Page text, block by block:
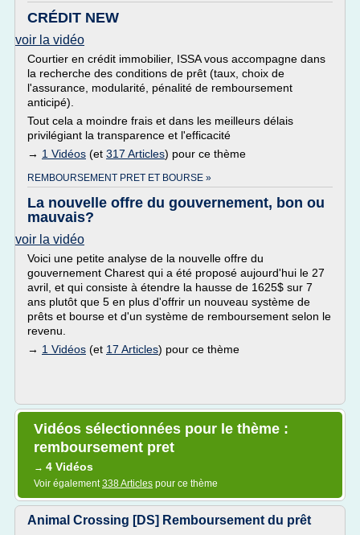
CRÉDIT NEW
voir la vidéo
Courtier en crédit immobilier, ISSA vous accompagne dans
la recherche des conditions de prêt (taux, choix de
l'assurance, modularité, pénalité de remboursement
anticipé).
Tout cela a moindre frais et dans les meilleurs délais
privilégiant la transparence et l'efficacité
→ 1 Vidéos (et 317 Articles) pour ce thème
REMBOURSEMENT PRET ET BOURSE »
La nouvelle offre du gouvernement, bon ou
mauvais?
voir la vidéo
Voici une petite analyse de la nouvelle offre du
gouvernement Charest qui a été proposé aujourd'hui le 27
avril, et qui consiste à étendre la hausse de 1625$ sur 7
ans plutôt que 5 en plus d'offrir un nouveau système de
prêts et bourse et d'un système de remboursement selon le
revenu.
→ 1 Vidéos (et 17 Articles) pour ce thème
Vidéos sélectionnées pour le thème :
remboursement pret
→ 4 Vidéos
Voir également338 Articles pour ce thème
Animal Crossing [DS] Remboursement du prêt